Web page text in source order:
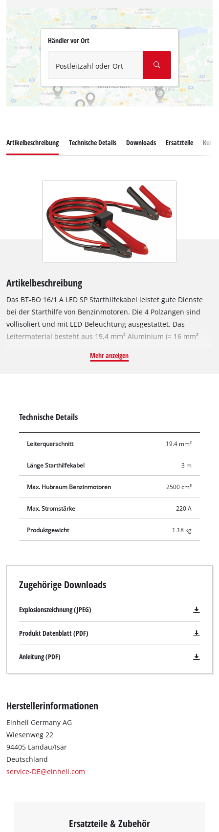
Händler vor Ort
Postleitzahl oder Ort
Artikelbeschreibung Technische Details Downloads Ersatzteile
Artikelbeschreibung
Das BT-BO 16/1 A LED SP Starthilfekabel leistet gute Dienste
bei der Starthilfe von Benzinmotoren. Die 4 Polzangen sind
vollisoliert und mit LED-Beleuchtung ausgestattet. Das
Leitermaterial besteht aus 19,4 mm² Aluminium (= 16 mm²
Schutzelektronik gegen schädliche Spannungsspitzen. Eine
Mehr anzeigen
Technische Details
Leiterquerschnitt 19.4 mm²
Länge Starthilfekabel 3 m
Max. Hubraum Benzinmotoren 2500 cm³
Max. Stromstärke 220 A
Produktgewicht 1.18 kg
Zugehörige Downloads
Explosionszeichnung (JPEG)
Produkt Datenblatt (PDF)
Anleitung (PDF)
Herstellerinformationen
Einhell Germany AG
Wiesenweg 22
94405 Landau/Isar
Deutschland
service-DE@einhell.com
Ersatzteile & Zubehör